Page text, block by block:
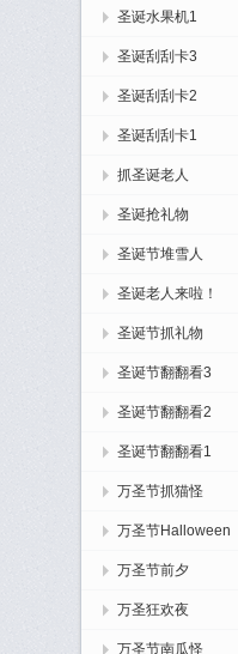
圣诞水果机1
圣诞刮刮卡3
圣诞刮刮卡2
圣诞刮刮卡1
抓圣诞老人
圣诞抢礼物
圣诞节堆雪人
圣诞老人来啦！
圣诞节抓礼物
圣诞节翻翻看3
圣诞节翻翻看2
圣诞节翻翻看1
万圣节抓猫怪
万圣节Halloween
万圣节前夕
万圣狂欢夜
万圣节南瓜怪